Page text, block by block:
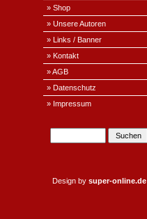
» Shop
» Unsere Autoren
» Links / Banner
» Kontakt
» AGB
» Datenschutz
» Impressum
Design by super-online.de